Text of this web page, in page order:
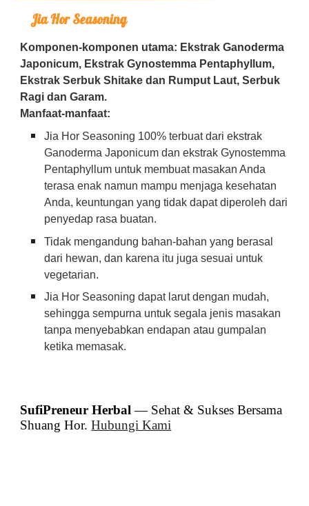
Jia Hor Seasoning
Komponen-komponen utama: Ekstrak Ganoderma
Japonicum, Ekstrak Gynostemma Pentaphyllum,
Ekstrak Serbuk Shitake dan Rumput Laut, Serbuk
Ragi dan Garam.
Manfaat-manfaat:
Jia Hor Seasoning 100% terbuat dari ekstrak
Ganoderma Japonicum dan ekstrak Gynostemma
Pentaphyllum untuk membuat masakan Anda
terasa enak namun mampu menjaga kesehatan
Anda, keuntungan yang tidak dapat diperoleh dari
penyedap rasa buatan.
Tidak mengandung bahan-bahan yang berasal
dari hewan, dan karena itu juga sesuai untuk
vegetarian.
Jia Hor Seasoning dapat larut dengan mudah,
sehingga sempurna untuk segala jenis masakan
tanpa menyebabkan endapan atau gumpalan
ketika memasak.
SufiPreneur Herbal — Sehat & Sukses Bersama
Shuang Hor.Hubungi Kami